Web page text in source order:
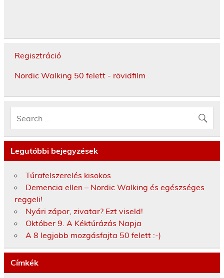
Regisztráció
Nordic Walking 50 felett - rövidfilm
Legutóbbi bejegyzések
Túrafelszerelés kisokos
Demencia ellen – Nordic Walking és egészséges
reggeli!
Nyári zápor, zivatar? Ezt viseld!
Október 9. A Kéktúrázás Napja
A 8 legjobb mozgásfajta 50 felett :-)
Címkék